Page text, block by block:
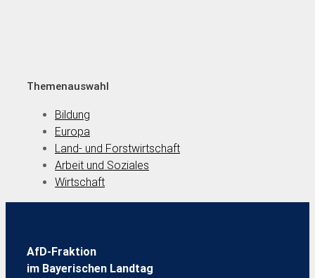
Themenauswahl
Bildung
Europa
Land- und Forstwirtschaft
Arbeit und Soziales
Wirtschaft
AfD-Fraktion
im Bayerischen Landtag